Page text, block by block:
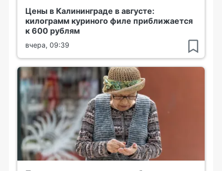
Цены в Калининграде в августе:
килограмм куриного филе приближается
к 600 рублям
вчера, 09:39